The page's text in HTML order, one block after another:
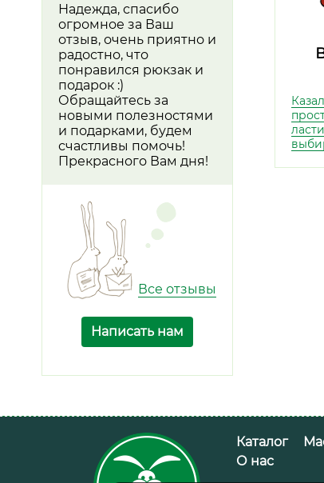
Надежда, спасибо
огромное за Ваш
отзыв, очень приятно и
радостно, что
понравился рюкзак и
подарок :)
Обращайтесь за
новыми полезностями
и подарками, будем
счастливы помочь!
Прекрасного Вам дня!
Все отзывы
Написать нам
Каталог
О нас